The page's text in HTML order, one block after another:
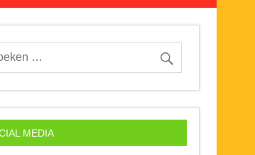
MEDIA